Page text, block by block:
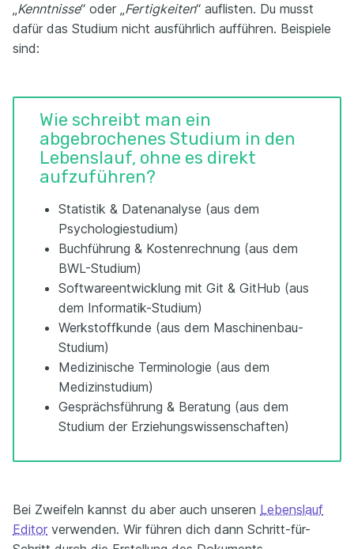
„Kenntnisse“ oder „Fertigkeiten“ auflisten. Du musst
dafür das Studium nicht ausführlich aufführen. Beispiele
sind:
Wie schreibt man ein
abgebrochenes Studium in den
Lebenslauf, ohne es direkt
aufzuführen?
Statistik & Datenanalyse (aus dem
Psychologiestudium)
Buchführung & Kostenrechnung (aus dem
BWL-Studium)
Softwareentwicklung mit Git & GitHub (aus
dem Informatik-Studium)
Werkstoffkunde (aus dem Maschinenbau-
Studium)
Medizinische Terminologie (aus dem
Medizinstudium)
Gesprächsführung & Beratung (aus dem
Studium der Erziehungswissenschaften)
Bei Zweifeln kannst du aber auch unseren Lebenslauf
Editor verwenden. Wir führen dich dann Schritt-für-